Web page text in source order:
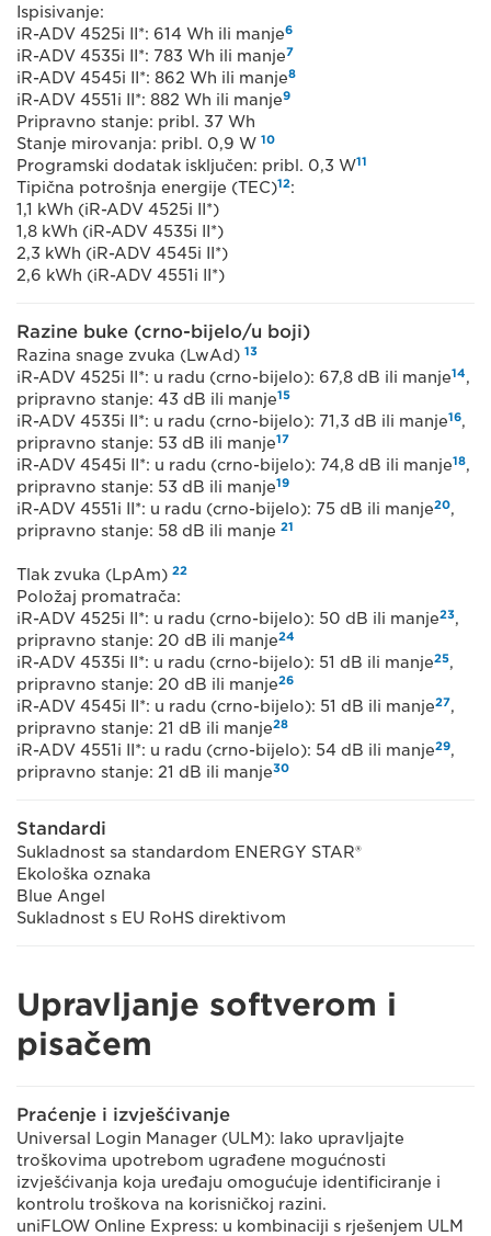
Ispisivanje:
iR-ADV 4525i II*: 614 Wh ili manje6
iR-ADV 4535i II*: 783 Wh ili manje7
iR-ADV 4545i II*: 862 Wh ili manje8
iR-ADV 4551i II*: 882 Wh ili manje9
Pripravno stanje: pribl. 37 Wh
Stanje mirovanja: pribl. 0,9 W 10
Programski dodatak isključen: pribl. 0,3 W11
Tipična potrošnja energije (TEC)12:
1,1 kWh (iR-ADV 4525i II*)
1,8 kWh (iR-ADV 4535i II*)
2,3 kWh (iR-ADV 4545i II*)
2,6 kWh (iR-ADV 4551i II*)
Razine buke (crno-bijelo/u boji)
Razina snage zvuka (LwAd) 13
iR-ADV 4525i II*: u radu (crno-bijelo): 67,8 dB ili manje14,
pripravno stanje: 43 dB ili manje15
iR-ADV 4535i II*: u radu (crno-bijelo): 71,3 dB ili manje16,
pripravno stanje: 53 dB ili manje17
iR-ADV 4545i II*: u radu (crno-bijelo): 74,8 dB ili manje18,
pripravno stanje: 53 dB ili manje19
iR-ADV 4551i II*: u radu (crno-bijelo): 75 dB ili manje20,
pripravno stanje: 58 dB ili manje 21
Tlak zvuka (LpAm) 22
Položaj promatrača:
iR-ADV 4525i II*: u radu (crno-bijelo): 50 dB ili manje23,
pripravno stanje: 20 dB ili manje24
iR-ADV 4535i II*: u radu (crno-bijelo): 51 dB ili manje25,
pripravno stanje: 20 dB ili manje26
iR-ADV 4545i II*: u radu (crno-bijelo): 51 dB ili manje27,
pripravno stanje: 21 dB ili manje28
iR-ADV 4551i II*: u radu (crno-bijelo): 54 dB ili manje29,
pripravno stanje: 21 dB ili manje30
Standardi
Sukladnost sa standardom ENERGY STAR®
Ekološka oznaka
Blue Angel
Sukladnost s EU RoHS direktivom
Upravljanje softverom i
pisačem
Praćenje i izvješćivanje
Universal Login Manager (ULM): lako upravljajte
troškovima upotrebom ugrađene mogućnosti
izvješćivanja koja uređaju omogućuje identificiranje i
kontrolu troškova na korisničkoj razini.
uniFLOW Online Express: u kombinaciji s rješenjem ULM